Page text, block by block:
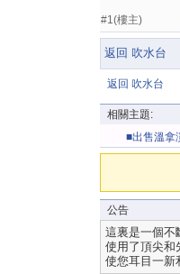
#1(樓主)
返回 吹水台
返回 吹水台
相關主題:
■出售溫
2809
公告
這裏是一個不
使用了頂尖和
使您耳目一新